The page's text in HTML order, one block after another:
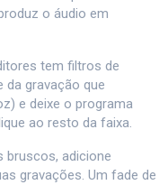
o áudio em
tem filtros de
da gravação que
e deixe o programa
ao resto da faixa.
bruscos, adicione
gravações. Um fade de